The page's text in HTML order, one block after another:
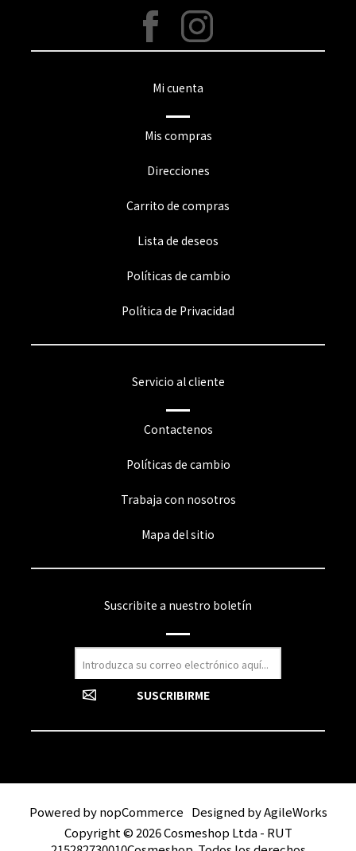
Mi cuenta
Mis compras
Direcciones
Carrito de compras
Lista de deseos
Políticas de cambio
Política de Privacidad
Servicio al cliente
Contactenos
Políticas de cambio
Trabaja con nosotros
Mapa del sitio
Suscribite a nuestro boletín
Powered bynopCommerce Designed byAgileWorks
Copyright © 2026 Cosmeshop Ltda - RUT